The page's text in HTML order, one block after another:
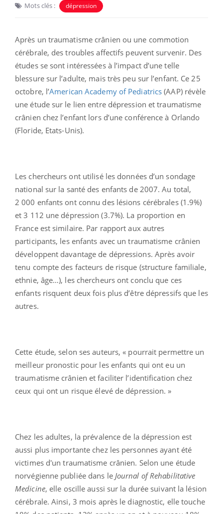
Mots clés : dépression
Après un traumatisme crânien ou une commotion
cérébrale, des troubles affectifs peuvent survenir. Des
études se sont intéressées à l’impact d’une telle
blessure sur l’adulte, mais très peu sur l’enfant. Ce 25
octobre, l’American Academy of Pediatrics (AAP) révèle
une étude sur le lien entre dépression et traumatisme
crânien chez l’enfant lors d’une conférence à Orlando
(Floride, Etats-Unis).
Les chercheurs ont utilisé les données d’un sondage
national sur la santé des enfants de 2007. Au total,
2 000 enfants ont connu des lésions cérébrales (1.9%)
et 3 112 une dépression (3.7%). La proportion en
France est similaire. Par rapport aux autres
participants, les enfants avec un traumatisme crânien
développent davantage de dépressions. Après avoir
tenu compte des facteurs de risque (structure familiale,
ethnie, âge…), les chercheurs ont conclu que ces
enfants risquent deux fois plus d’être dépressifs que les
autres.
Cette étude, selon ses auteurs, « pourrait permettre un
meilleur pronostic pour les enfants qui ont eu un
traumatisme crânien et faciliter l’identification chez
ceux qui ont un risque élevé de dépression. »
Chez les adultes, la prévalence de la dépression est
aussi plus importante chez les personnes ayant été
victimes d'un traumatisme crânien. Selon une étude
norvégienne publiée dans le Journal of Rehabilitative
Medicine, elle oscille aussi sur la durée suivant la lésion
cérébrale. Ainsi, 3 mois après le diagnostic, elle touche